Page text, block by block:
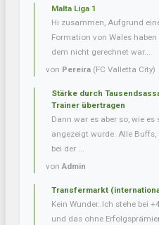
Malta Liga 1
Hi zusammen, Aufgrund
Formation von Wales
dem nicht gerechnet war...
von Pereira (FC Valletta City)
Stärke durch
Trainer übertragen
Dann war es aber so, wie
angezeigt wurde. Alle Buffs,
bei der ...
vonAdmin
Transfermarkt
Kein Wunder..Ich stehe bei
und das ohne